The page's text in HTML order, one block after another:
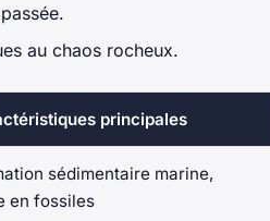
au chaos rocheux.
principales
sédimentaire marine,
en fossiles